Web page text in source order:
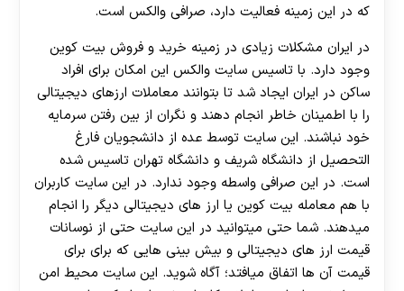
که در این زمینه فعالیت دارد، صرافی والکس است.
در ایران مشکلات زیادی در زمینه خرید و فروش بیت کوین
وجود دارد. با تاسیس سایت والکس این امکان برای افراد
ساکن در ایران ایجاد شد تا بتوانند معاملات ارزهای دیجیتالی
را با اطمینان خاطر انجام دهند و نگران از بین رفتن سرمایه
خود نباشند. این سایت توسط عده از دانشجویان فارغ
التحصیل از دانشگاه شریف و دانشگاه تهران تاسیس شده
است. در این صرافی واسطه وجود ندارد. در این سایت کاربران
با هم معامله بیت کوین یا ارز های دیجیتالی دیگر را انجام
میدهند. شما حتی میتوانید در این سایت حتی از نوسانات
قیمت ارز های دیجیتالی و بیش بینی هایی که برای برای
قیمت آن ها اتفاق میافتد؛ آگاه شوید. این سایت محیط امن